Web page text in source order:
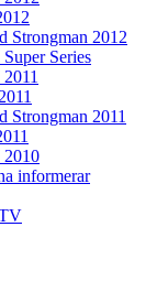
Strongman 2012
Series
Strongman 2011
informerar